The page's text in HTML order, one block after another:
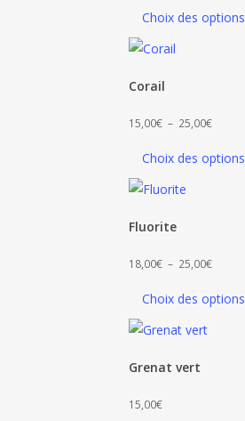
Choix des options
Choix des options
Corail
15,00€ – 25,00€Plage
prix :
Choix des options
Fluorite
18,00€ – 25,00€Plage
prix :
Grenat vert
15,00€